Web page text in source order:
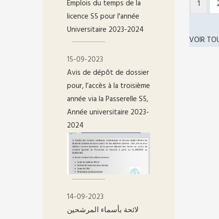
Emplois du temps de la
licence S5 pour l'année
Universitaire 2023-2024
15-09-2023
Avis de dépôt de dossier
pour, l’accès à la troisième
année via la Passerelle S5,
Année universitaire 2023-
2024
14-09-2023
لائحة بأسماء المرشحين
Page
1
VOIR